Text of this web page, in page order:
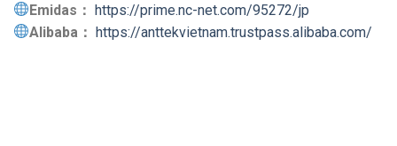
Emidas： https://prime.nc-net.com/95272/jp
Alibaba： https://anttekvietnam.trustpass.alibaba.com/